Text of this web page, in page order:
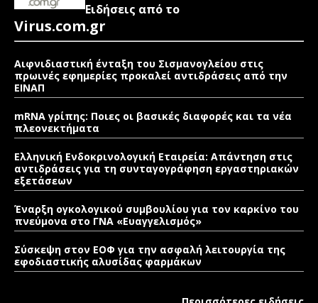
Ειδήσεις από το
Virus.com.gr
Αιφνιδιαστική ένταξη του Σισμανογλείου στις
πρωινές εφημερίες προκαλεί αντιδράσεις από την
ΕΙΝΑΠ
mRNA γρίπης: Ποιες οι βασικές διαφορές και τα νέα
πλεονεκτήματα
Ελληνική Ενδοκρινολογική Εταιρεία: Απάντηση στις
αντιδράσεις για τη συνταγογράφηση εργαστηριακών
εξετάσεων
Έναρξη ογκολογικού συμβουλίου για τον καρκίνο του
πνεύμονα στο ΓΝΑ «Ευαγγελισμός»
Σύσκεψη στον ΕΟΦ για την ασφαλή λειτουργία της
εφοδιαστικής αλυσίδας φαρμάκων